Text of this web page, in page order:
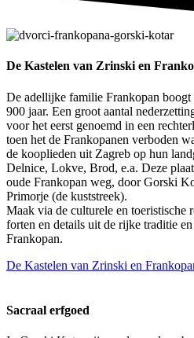
De Kastelen van Zrinski en
De adellijke familie Frankopan boogt
900 jaar. Een groot aantal
voor het eerst genoemd in een
toen het de Frankopanen verboden
de kooplieden uit Zagreb op hun
Delnice, Lokve, Brod, e.a. Deze
oude Frankopan weg, door Gorski
Primorje (de kuststreek).
Maak via de culturele en toeristische
forten en details uit de rijke traditie
Frankopan.
De Kastelen van Zrinski en
Sacraal erfgoed